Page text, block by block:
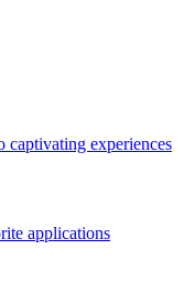
captivating experiences
applications